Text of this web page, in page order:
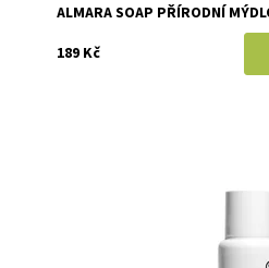
ALMARA SOAP PŘÍRODNÍ
189 Kč
Two Cosmetics